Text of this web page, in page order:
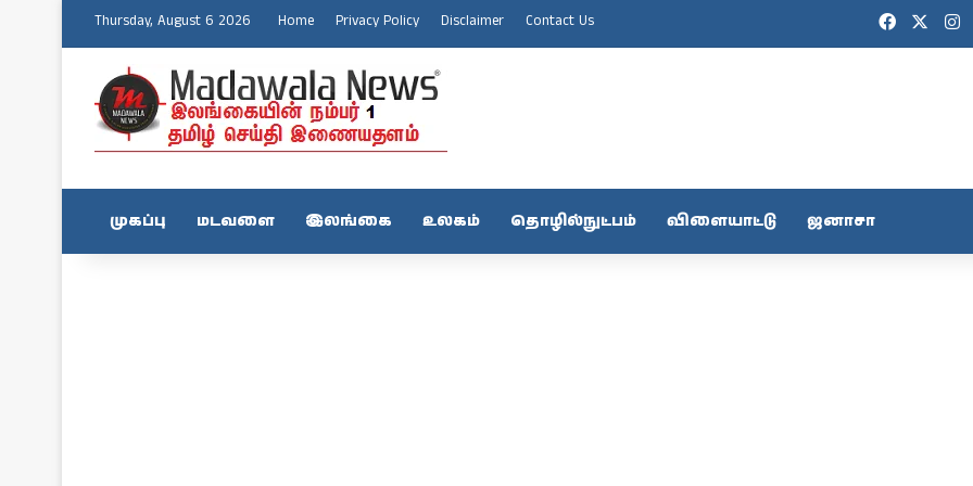
Thursday, August 6 2026 Home Privacy Policy Disclaimer Contact Us Facebook
முகப்பு மடவளை இலங்கை உலகம் தொழில்நுட்பம் விளையாட்டு ஜனாசா